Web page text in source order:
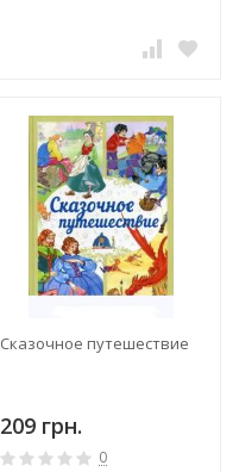
Сказочное путешествие
209 грн.
0